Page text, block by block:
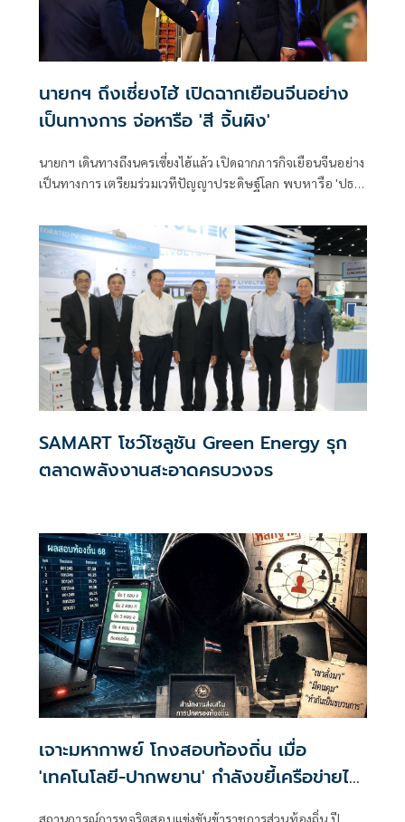
นายกฯ ถึงเซี่ยงไฮ้ เปิดฉากเยือนจีนอย่าง
เป็นทางการ จ่อหารือ 'สี จิ้นผิง'
นายกฯ เดินทางถึงนครเซี่ยงไฮ้แล้ว เปิดฉากภารกิจเยือนจีนอย่าง
เป็นทางการ เตรียมร่วมเวทีปัญญาประดิษฐ์โลก พบหารือ 'ปธน.
SAMART โชว์โซลูชัน Green Energy รุก
ตลาดพลังงานสะอาดครบวงจร
เจาะมหากาพย์ โกงสอบท้องถิ่น เมื่อ
'เทคโนโลยี-ปากพยาน' กำลังขยี้เครือข่ายไอ้
สถานการณ์การทุจริตสอบแข่งขันข้าราชการส่วนท้องถิ่น ปี